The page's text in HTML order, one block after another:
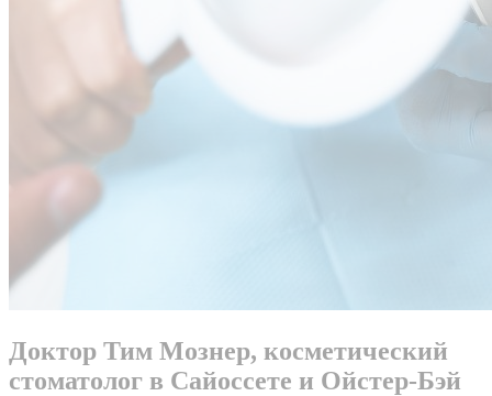
Доктор Тим Мознер, косметический
стоматолог в Сайоссете и Ойстер-Бэй